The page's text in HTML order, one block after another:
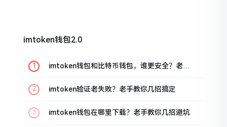
imtoken钱包2.0
imtoken钱包和比特币钱包，谁更安全？老玩
imtoken验证老失败？老手教你几招搞定
imtoken钱包在哪里下载？老手教你几招避坑